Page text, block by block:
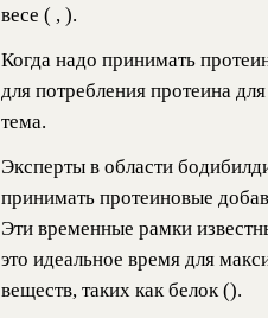
весе ( , ).
Когда надо принимать
для потребления протеина
тема.
Эксперты в области
принимать протеиновые
Эти временные рамки
это идеальное время для
веществ, таких как белок ().